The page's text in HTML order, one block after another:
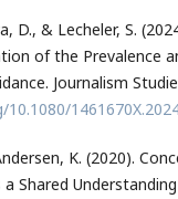
D., & Lecheler, S.
of the Prevalence
Journalism
K. (2020).
a Shared